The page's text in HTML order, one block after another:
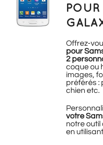
Offrez-
pour
2
coque ou
images,
préférés :
chien etc.
votre
notre outil
en